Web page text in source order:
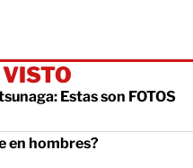
Estas son FOTOS
en hombres?